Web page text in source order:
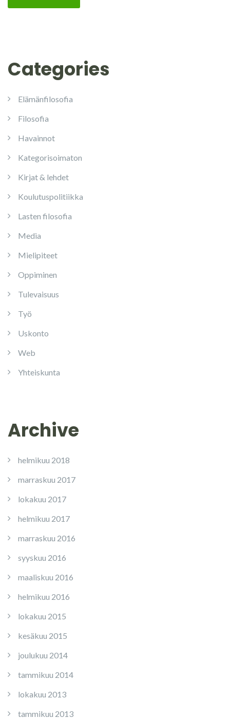
Categories
Elämänfilosofia
Filosofia
Havainnot
Kategorisoimaton
Kirjat & lehdet
Koulutuspolitiikka
Lasten filosofia
Media
Mielipiteet
Oppiminen
Tulevaisuus
Työ
Uskonto
Web
Yhteiskunta
Archive
helmikuu 2018
marraskuu 2017
lokakuu 2017
helmikuu 2017
marraskuu 2016
syyskuu 2016
maaliskuu 2016
helmikuu 2016
lokakuu 2015
kesäkuu 2015
joulukuu 2014
tammikuu 2014
lokakuu 2013
tammikuu 2013